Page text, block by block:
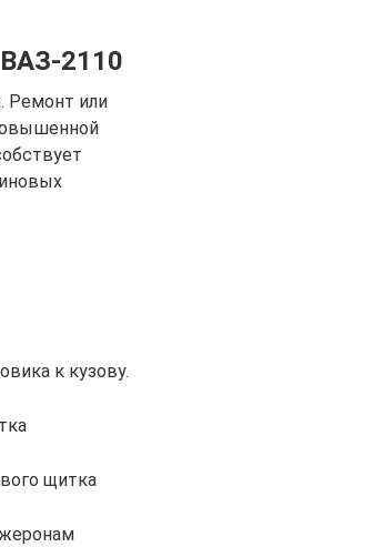
2110
Ремонт или
к кузову.
щитка